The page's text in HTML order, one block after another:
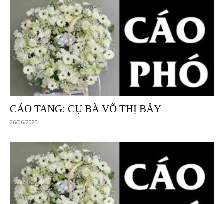
CÁO TANG: CỤ BÀ VÕ THỊ BẢY
26/06/2023